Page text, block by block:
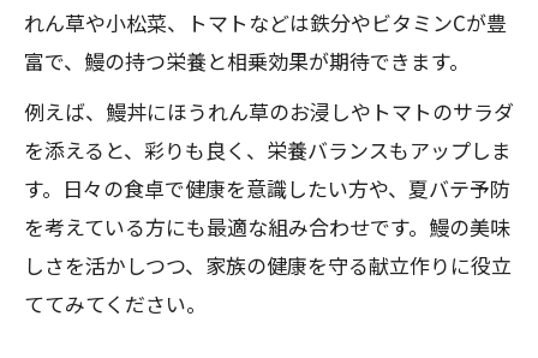
現
ビタミン豊富な副菜で鰻をさらに美味し
く
鰻の栄養価を高める野菜の取り入れ方
晩御飯におすすめの鰻と副菜のバランス
術
相乗効果が嬉しい鰻と組み合わせ食材
鰻と相乗効果をもたらすおすすめ食材
れん草や小松菜、トマトなどは鉄分やビタミンCが豊
富で、鰻の持つ栄養と相乗効果が期待できます。
例えば、鰻丼にほうれん草のお浸しやトマトのサラダ
を添えると、彩りも良く、栄養バランスもアップしま
す。日々の食卓で健康を意識したい方や、夏バテ予防
を考えている方にも最適な組み合わせです。鰻の美味
しさを活かしつつ、家族の健康を守る献立作りに役立
ててみてください。